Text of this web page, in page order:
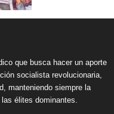
que busca hacer un aporte
socialista revolucionaria,
manteniendo siempre la
élites dominantes.